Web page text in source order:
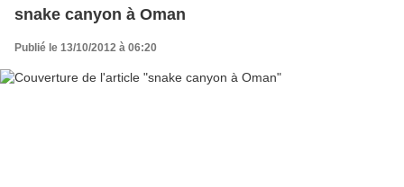
snake canyon à Oman
Publié le 13/10/2012 à 06:20